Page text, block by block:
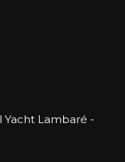
Yacht Lambaré -